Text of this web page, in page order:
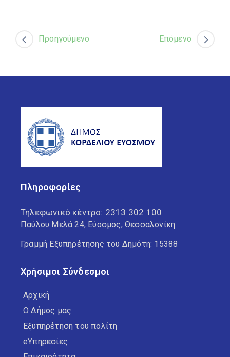
Προηγούμενο Επόμενο
Πληροφορίες
Τηλεφωνικό κέντρο: 2313 302 100
Παύλου Μελά 24, Εύοσμος, Θεσσαλονίκη
Γραμμή Εξυπηρέτησης του Δημότη: 15388
Χρήσιμοι Σύνδεσμοι
Αρχική
Ο Δήμος μας
Εξυπηρέτηση του πολίτη
eΥπηρεσίες